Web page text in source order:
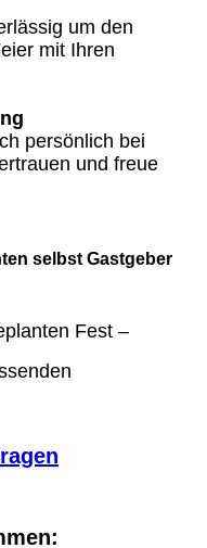
um den
mit Ihren
persönlich bei
und freue
selbst Gastgeber
Fest –